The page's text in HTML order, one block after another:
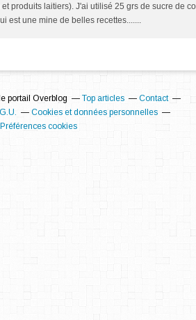
produits laitiers). J'ai utilisé 25 grs de sucre de
est une mine de belles recettes.......
portail Overblog Top articles
Contact
Cookies et données personnelles
Préférences cookies